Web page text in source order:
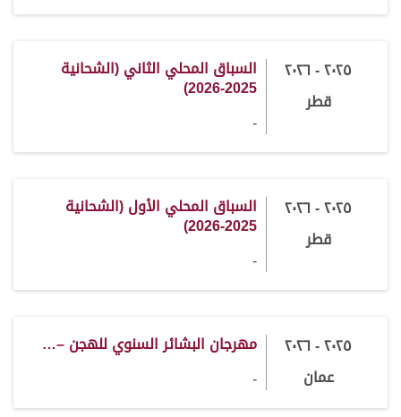
٢٠٢٥ - ٢٠٢٦
قطر
السباق المحلي الثاني (الشحانية
2025-2026)
-
٢٠٢٥ - ٢٠٢٦
قطر
السباق المحلي الأول (الشحانية
2025-2026)
-
٢٠٢٥ - ٢٠٢٦
عمان
مهرجان البشائر السنوي للهجن –…
-